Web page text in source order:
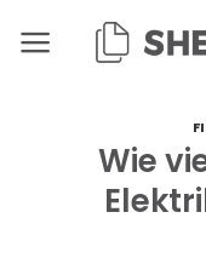
Inhalt
Wie